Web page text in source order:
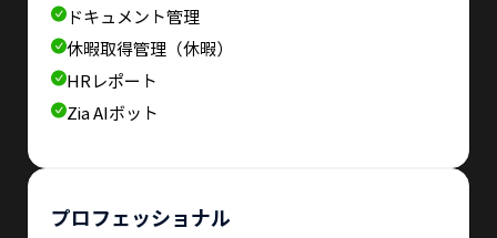
ドキュメント管理
休暇取得管理（休暇）
HRレポート
Zia AIボット
プロフェッショナル